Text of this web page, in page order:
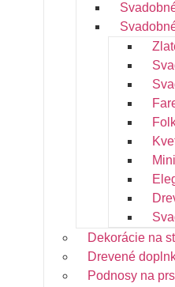
Dekorácie na
Drevené
Podnosy na